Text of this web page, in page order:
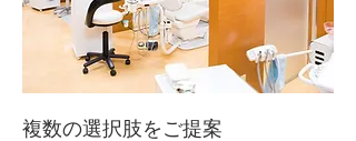
複数の選択肢をご提案